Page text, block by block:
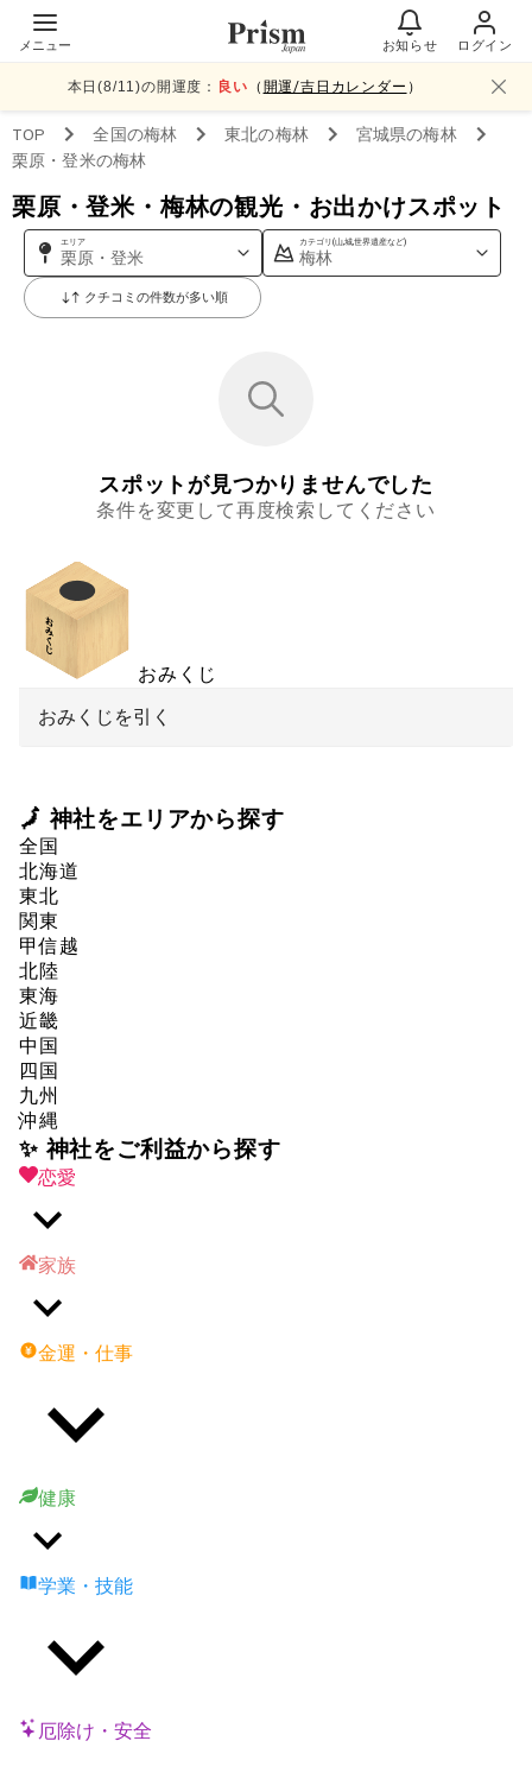
メニュー お知らせ ログイン
本日(8/11)の開運度： 良い （ 開運/吉日カレンダー ）
TOP 全国の梅林 東北の梅林 宮城県の梅林
栗原・登米の梅林
栗原・登米・梅林の観光・お出かけスポット
エリア
栗原・登米
カテゴリ(山,城,世界遺産など)
梅林
クチコミの件数が多い順
スポットが見つかりませんでした
条件を変更して再度検索してください
おみくじ
おみくじを引く
🗾 神社をエリアから探す
全国
北海道
東北
関東
甲信越
北陸
東海
近畿
中国
四国
九州
沖縄
✨ 神社をご利益から探す
恋愛
家族
金運・仕事
健康
学業・技能
厄除け・安全